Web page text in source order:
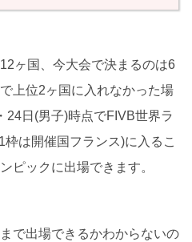
ヶ国、今大会で決まるのは6
上位2ヶ国に入れなかった場
24日(男子)時点でFIVB世界ラ
は開催国フランス)に入るこ
ピックに出場できます。
で出場できるかわからないの